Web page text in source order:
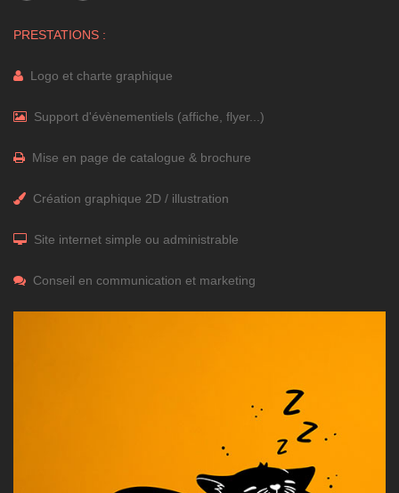
PRESTATIONS :
Logo et charte graphique
Support d'évènementiels (affiche, flyer...)
Mise en page de catalogue & brochure
Création graphique 2D / illustration
Site internet simple ou administrable
Conseil en communication et marketing